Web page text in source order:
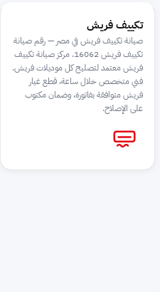
تكييف فريش
صيانة تكييف فريش في مصر — رقم صيانة
تكييف فريش 16062. مركز صيانة تكييف
فريش معتمد لتصليح كل موديلات فريش.
فني متخصص خلال ساعة، قطع غيار
فريش متوافقة بفاتورة، وضمان مكتوب
على الإصلاح.